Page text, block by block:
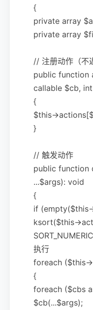
{
private array
private array
// 注册动作（不
public function
callable $cb,
{
$this-
}
// 触发动作
public function
...$args): void
{
if
ksort($this-
执行
foreach ($this-
{
foreach ($cbs
$cb(...$args);